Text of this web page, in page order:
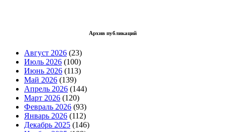
Архив публикаций
Август 2026 (23)
Июль 2026 (100)
Июнь 2026 (113)
Май 2026 (139)
Апрель 2026 (144)
Март 2026 (120)
Февраль 2026 (93)
Январь 2026 (112)
Декабрь 2025 (146)